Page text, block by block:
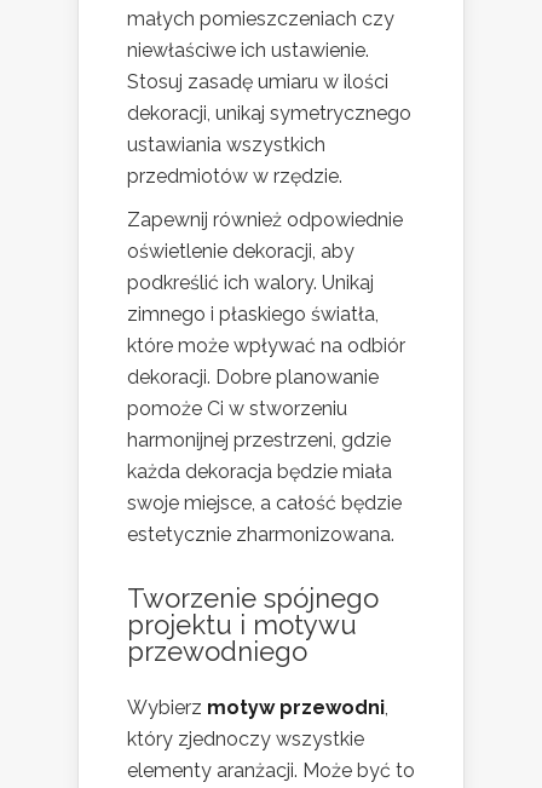
małych pomieszczeniach czy
niewłaściwe ich ustawienie.
Stosuj zasadę umiaru w ilości
dekoracji, unikaj symetrycznego
ustawiania wszystkich
przedmiotów w rzędzie.
Zapewnij również odpowiednie
oświetlenie dekoracji, aby
podkreślić ich walory. Unikaj
zimnego i płaskiego światła,
które może wpływać na odbiór
dekoracji. Dobre planowanie
pomoże Ci w stworzeniu
harmonijnej przestrzeni, gdzie
każda dekoracja będzie miała
swoje miejsce, a całość będzie
estetycznie zharmonizowana.
Tworzenie spójnego
projektu i motywu
przewodniego
Wybierz motyw przewodni,
który zjednoczy wszystkie
elementy aranżacji. Może być to